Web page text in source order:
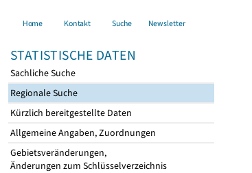
Home Kontakt Suche Newsletter
STATISTISCHE DATEN
Sachliche Suche
Regionale Suche
Kürzlich bereitgestellte Daten
Allgemeine Angaben, Zuordnungen
Gebietsveränderungen,
Änderungen zum Schlüsselverzeichnis